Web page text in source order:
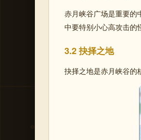
赤月峡谷广场是重要的
中要特别小心高攻击的
3.2 抉择之地
抉择之地是赤月峡谷的